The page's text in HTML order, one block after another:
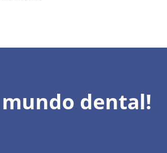
dental!